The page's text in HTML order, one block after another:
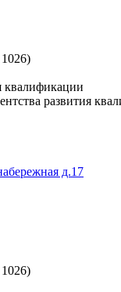
квалификации
развития
д.17